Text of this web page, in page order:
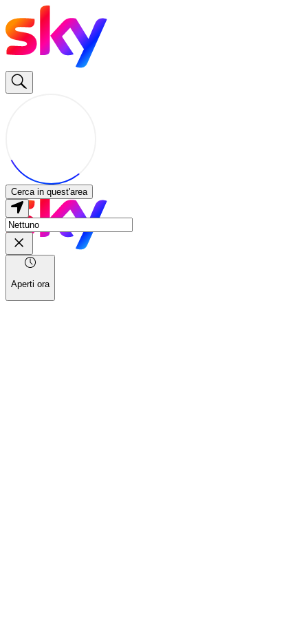
Cerca in quest'area
Aperti ora